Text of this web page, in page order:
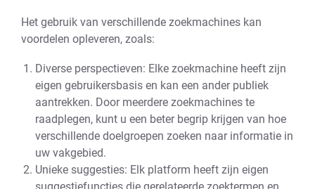
Het gebruik van verschillende zoekmachines kan
voordelen opleveren, zoals:
Diverse perspectieven: Elke zoekmachine heeft zijn
eigen gebruikersbasis en kan een ander publiek
aantrekken. Door meerdere zoekmachines te
raadplegen, kunt u een beter begrip krijgen van hoe
verschillende doelgroepen zoeken naar informatie in
uw vakgebied.
Unieke suggesties: Elk platform heeft zijn eigen